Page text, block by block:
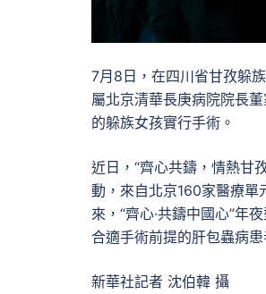
7月8日，在四川省甘孜躲
屬北京清華長庚病院院長
的躲族女孩實行手術。
近日，“齊心共鑄，情熱甘
動，來自北京160家醫療
來，“齊心·共鑄中國心”年
合適手術前提的肝包蟲病患
新華社記者 沈伯韓 攝